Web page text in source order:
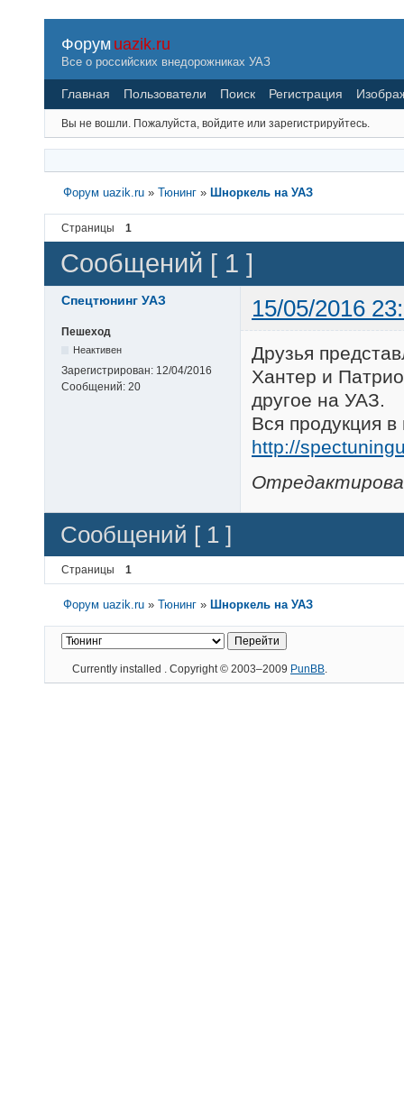
Форум uazik.ru
Все о российских внедорожниках УАЗ
Главная Пользователи Поиск Регистрация
Вы не вошли. Пожалуйста, войдите или зарегистрируйтесь.
Форум uazik.ru » Тюнинг » Шноркель на УАЗ
Страницы 1
Сообщений [ 1 ]
Спецтюнинг УАЗ 15/05/2016
Пешеход
Неактивен
Зарегистрирован: 12/04/2016
Сообщений: 20
Друзья
Хантер и
другое на УАЗ.
Вся продукция
http://
Сообщений [ 1 ]
Страницы 1
Форум uazik.ru » Тюнинг » Шноркель на УАЗ
Currently installed . Copyright © 2003–2009 PunBB